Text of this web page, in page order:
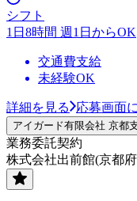
シフト
1日8時間 週1日からOK
交通費支給
未経験OK
詳細を見る 応募画面
アイガード有限会社 京都
業務委託契約
株式会社出前館(京都